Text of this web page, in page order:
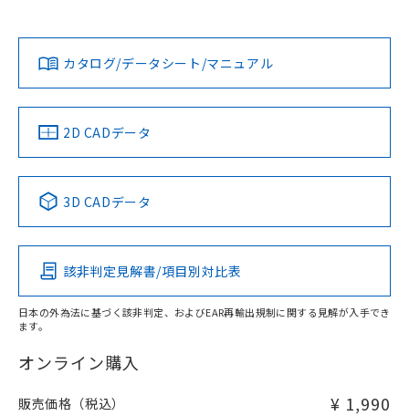
ダウンロードデータをご利用いただく前に、以下を必ずお読
みください。
ソフトウェアの使用条件
対応済み
中国 RoHS 注意事項・凡例
Pb Hg Cd Cr(VI)
O
在庫等で未対応品が混在する可能性があります。
問い合わせください。
カタログ/データシート/マニュアル
2D CADデータ
3D CADデータ
該非判定見解書/項目別対比表
日本の外為法に基づく該非判定、およびEAR再輸出規制に関する見解が入手でき
ます。
オンライン購入
販売価格（税込） ¥ 1,990